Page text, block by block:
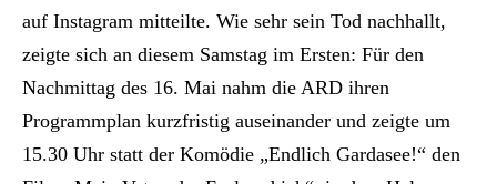
auf Instagram mitteilte. Wie sehr sein Tod nachhallt,
zeigte sich an diesem Samstag im Ersten: Für den
Nachmittag des 16. Mai nahm die ARD ihren
Programmplan kurzfristig auseinander und zeigte um
15.30 Uhr statt der Komödie „Endlich Gardasee!“ den